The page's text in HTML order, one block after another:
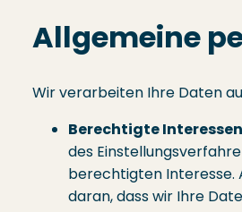
Allgemeine
Wir verarbeiten Ihre Daten
Berechtigte Interessen
des
berechtigten Interesse.
daran, dass wir Ihre